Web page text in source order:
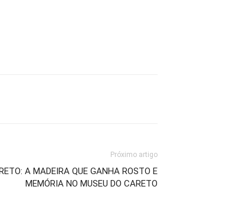
Próximo artigo
A MADEIRA QUE GANHA ROSTO E
MEMÓRIA NO MUSEU DO CARETO